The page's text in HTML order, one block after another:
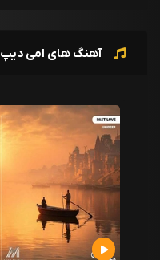
آهنگ های امی دیپ